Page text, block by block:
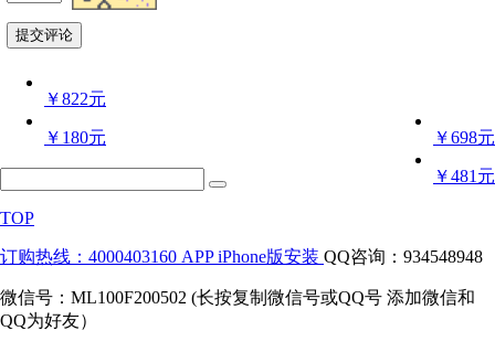
￥822元
￥698元
￥180元
￥481元
TOP
订购热线：4000403160 APP iPhone版安装 QQ咨询：934548948
微信号：ML100F200502 (长按复制微信号或QQ号 添加微信和
QQ为好友）